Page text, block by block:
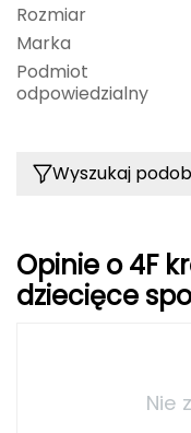
Giant Dragon
Gilmonte
Grand Trunk
Gregory
Rozmiar
Marka
Podmiot
odpowiedzialny
Wyszukaj
Opinie o 4F
dziecięce
Nie